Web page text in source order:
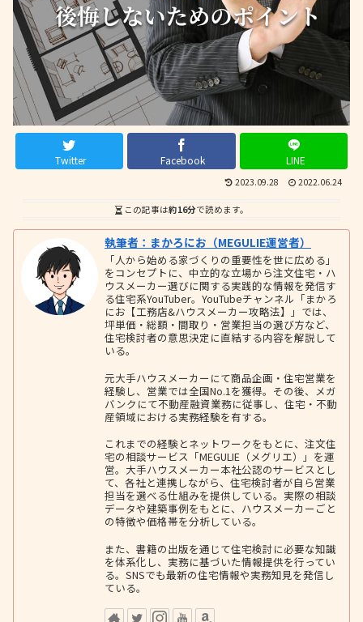
Twitter Facebook LINE
2023.09.28 2022.06.24
この記事は約16分で読めます。
執筆者：まかろにお（MEGULIE運営者）
「人から始める家づくりの重要性を世に広める」
をコンセプトに、中立的な立場から注文住宅・ハ
ウスメーカー選びに関する実践的な情報を発信す
る住宅系YouTuber。YouTubeチャンネル「まかろ
にお【工務店&ハウスメーカー攻略法】」では、
坪単価・総額・間取り・営業担当の選び方など、
住宅検討者の意思決定に直結する内容を解説して
いる。
元大手ハウスメーカーにて商品企画・住宅営業を
経験し、営業では全国No.1を獲得。その後、メガ
バンクにて不動産融資業務に従事し、住宅・不動
産領域における実務経験を有する。
これまでの経験とネットワークをもとに、注文住
宅の相談サービス「MEGULIE（メグリエ）」を運
営。大手ハウスメーカー本社公認のサービスとし
て、各社と連携しながら、住宅検討者が自ら営業
担当を選べる仕組みを提供している。実際の相談
データや建築事例をもとに、ハウスメーカーごと
の特徴や価格帯を分析している。
また、書籍の出版を通じて住宅検討に必要な知識
を体系化し、実務に基づいた情報提供を行ってい
る。SNSでも最新の住宅情報や実務知見を発信し
ている。